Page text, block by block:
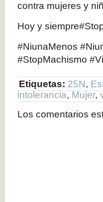
contra mujeres y
Hoy y
#NiunaMenos
#StopMachismo
Etiquetas: 25N,
intolerancia, Mujer,
Los comentarios